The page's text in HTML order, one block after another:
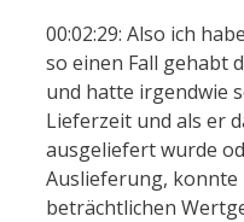
00:02:29: Also ich
so einen Fall gehabt
und hatte irgendwie
Lieferzeit und als er
ausgeliefert wurde
Auslieferung, konnte
beträchtlichen